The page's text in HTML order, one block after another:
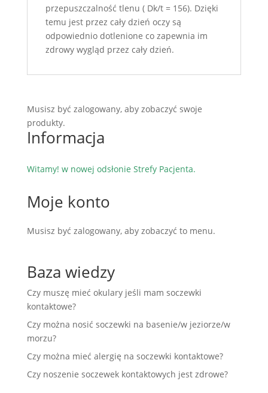
przepuszczalność tlenu ( Dk/t = 156). Dzięki
temu jest przez cały dzień oczy są
odpowiednio dotlenione co zapewnia im
zdrowy wygląd przez cały dzień.
Musisz być zalogowany, aby zobaczyć swoje
produkty.
Informacja
Witamy! w nowej odsłonie Strefy Pacjenta.
Moje konto
Musisz być zalogowany, aby zobaczyć to menu.
Baza wiedzy
Czy muszę mieć okulary jeśli mam soczewki
kontaktowe?
Czy można nosić soczewki na basenie/w jeziorze/w
morzu?
Czy można mieć alergię na soczewki kontaktowe?
Czy noszenie soczewek kontaktowych jest zdrowe?